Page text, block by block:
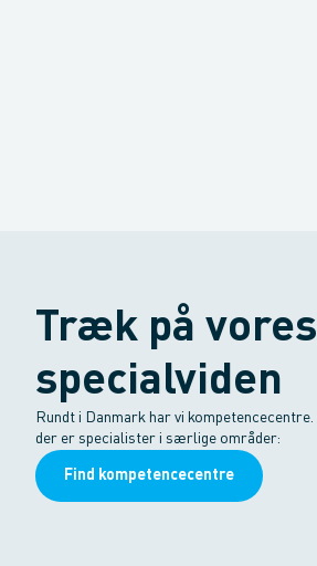
Træk på vores
specialviden
Rundt i Danmark har vi kompetencecentre.
der er specialister i særlige områder:
Find kompetencecentre